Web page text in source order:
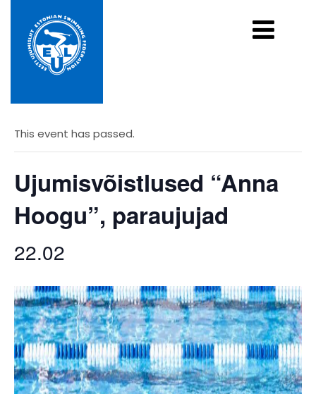
This event has passed.
Ujumisvõistlused “Anna
Hoogu”, paraujujad
22.02